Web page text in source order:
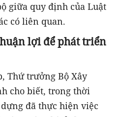
giữa quy định của Luật
có liên quan.
lợi để phát triển
Thứ trưởng Bộ Xây
cho biết, trong thời
đã thực hiện việc